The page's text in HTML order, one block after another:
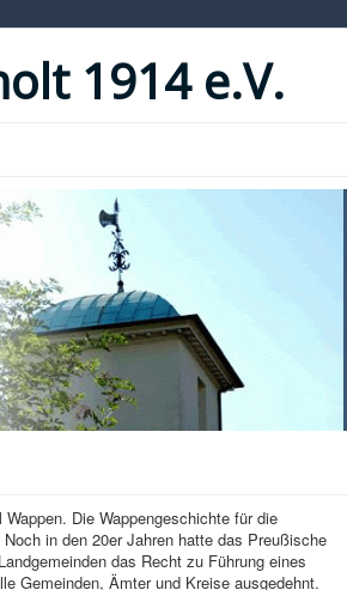
1914 e.V.
Die Wappengeschichte für die
in den 20er Jahren hatte das Preußische
das Recht zu Führung eines
Gemeinden, Ämter und Kreise ausgedehnt.